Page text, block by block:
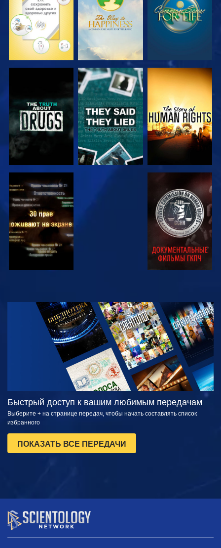
СМОТРЕТЬ СМОТРЕТЬ
СМОТРЕТЬ СМОТРЕТЬ
СМОТРЕТЬ
СМОТРЕТЬ
ПЕРЕДАЧИ
Быстрый доступ к вашим любимым передачам
Выберите + на странице передач, чтобы начать составлять список
избранного
ПОКАЗАТЬ ВСЕ ПЕРЕДАЧИ